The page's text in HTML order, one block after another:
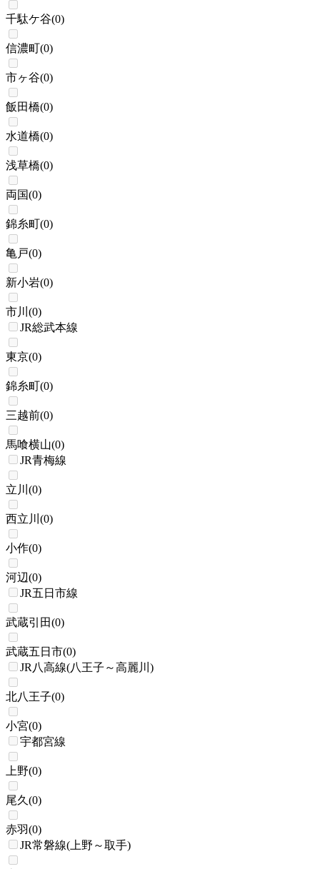
千駄ケ谷(0)
信濃町(0)
市ヶ谷(0)
飯田橋(0)
水道橋(0)
浅草橋(0)
両国(0)
錦糸町(0)
亀戸(0)
新小岩(0)
市川 (0)
JR総武本線
東京(0)
錦糸町(0)
三越前(0)
馬喰横山(0)
JR青梅線
立川 (0)
西立川 (0)
小作(0)
河辺(0)
JR五日市線
武蔵引田(0)
武蔵五日市(0)
JR八高線(八王子～高麗川)
北八王子(0)
小宮(0)
宇都宮線
上野(0)
尾久 (0)
赤羽(0)
JR常磐線(上野～取手)